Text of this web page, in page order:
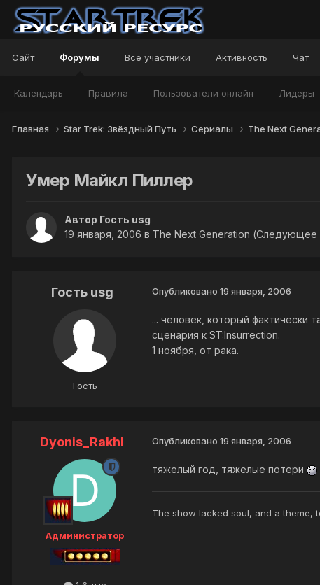
Сайт Форумы
Календарь Правила Пользователи онлайн Лидеры
Все участники Активность Чат
Главная Star Trek: Звёздный Путь Сериалы The Next
Умер Майкл Пиллер
Автор Гость usg
19 января, 2006 в The Next Generation (Следующее
Гость usg
Гость
Опубликовано 19 января, 2006
... человек, который фактически
сценария к ST:Insurrection.
1 ноября, от рака.
Dyonis_Rakhl
Администратор
Опубликовано 19 января, 2006
тяжелый год, тяжелые потери
The show lacked soul, and a theme,